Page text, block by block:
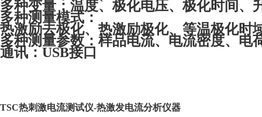
多种变量：温度、极化电压、极化时间、
多种测量模式：
热激励去极化、热激励极化、等温极化时
多种测量参数：样品电流、电流密度、电
通讯：USB接口
TSC热刺激电流测试仪-热激发电流分析仪器